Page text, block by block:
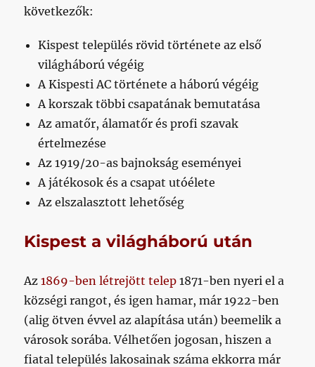
következők:
Kispest település rövid története az első
világháború végéig
A Kispesti AC története a háború végéig
A korszak többi csapatának bemutatása
Az amatőr, álamatőr és profi szavak
értelmezése
Az 1919/20-as bajnokság eseményei
A játékosok és a csapat utóélete
Az elszalasztott lehetőség
Kispest a világháború után
Az1869-ben létrejött telep 1871-ben nyeri el a
községi rangot, és igen hamar, már 1922-ben
(alig ötven évvel az alapítása után) beemelik a
városok sorába. Vélhetően jogosan, hiszen a
fiatal település lakosainak száma ekkorra már